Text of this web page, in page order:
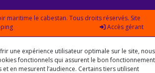
maritime le cabestan. Tous droits réservés. Site
Accès gérant
une expérience utilisateur optimale sur le site, nous
fonctionnels qui assurent le bon fonctionnement
et en mesurent l’audience. Certains tiers utilisent